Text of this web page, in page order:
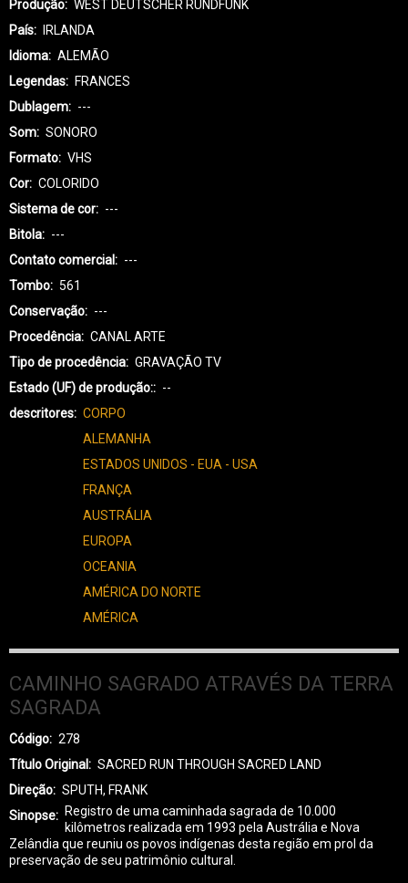
Produção
WEST DEUTSCHER RUNDFUNK
País
IRLANDA
Idioma
ALEMÃO
Legendas
FRANCES
Dublagem
---
Som
SONORO
Formato
VHS
Cor
COLORIDO
Sistema de cor
---
Bitola
---
Contato comercial
---
Tombo
561
Conservação
---
Procedência
CANAL ARTE
Tipo de procedência
GRAVAÇÃO TV
Estado (UF) de produção:
--
descritores
CORPO
ALEMANHA
ESTADOS UNIDOS - EUA - USA
FRANÇA
AUSTRÁLIA
EUROPA
OCEANIA
AMÉRICA DO NORTE
AMÉRICA
CAMINHO SAGRADO ATRAVÉS DA TERRA
SAGRADA
Código
278
Título Original
SACRED RUN THROUGH SACRED LAND
Direção
SPUTH, FRANK
Sinopse
Registro de uma caminhada sagrada de 10.000
kilômetros realizada em 1993 pela Austrália e Nova
Zelândia que reuniu os povos indígenas desta região em prol da
preservação de seu patrimônio cultural.